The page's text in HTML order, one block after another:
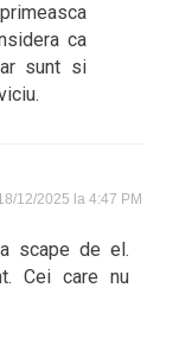
ca
sunt si
12/2025 la 4:47 PM
scape de el.
Cei care nu